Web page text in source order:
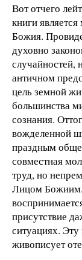
Вот отчего
книги
Божия.
духовно
случайностей,
античном
цель земной
большинства
сознания.
вожделенной
праздным
совместная
труд, но
Лицом Божиим.
присутствие
ситуациях.
живописует